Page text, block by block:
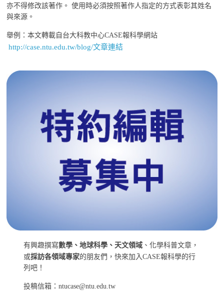
亦不得修改該著作。 使用時必須按照著作人指定的方式表彰其姓名
與來源。
舉例：本文轉載自台大科教中心CASE報科學網站
http://case.ntu.edu.tw/blog/文章連結
有興趣撰寫數學、地球科學、天文領域 、化學科普文章，
或採訪各領域專家的朋友們，快來加入CASE報科學的行
列吧！
投稿信箱：ntucase@ntu.edu.tw